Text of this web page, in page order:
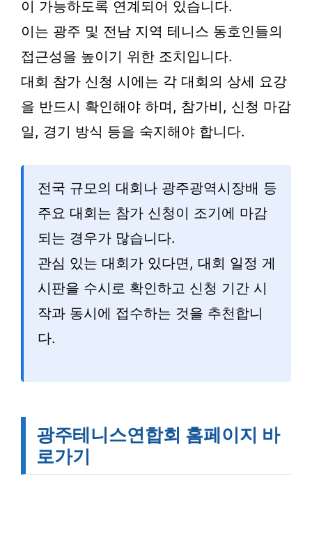
이 가능하도록 연계되어 있습니다.
이는 광주 및 전남 지역 테니스 동호인들의
접근성을 높이기 위한 조치입니다.
대회 참가 신청 시에는 각 대회의 상세 요강
을 반드시 확인해야 하며, 참가비, 신청 마감
일, 경기 방식 등을 숙지해야 합니다.
전국 규모의 대회나 광주광역시장배 등
주요 대회는 참가 신청이 조기에 마감
되는 경우가 많습니다.
관심 있는 대회가 있다면, 대회 일정 게
시판을 수시로 확인하고 신청 기간 시
작과 동시에 접수하는 것을 추천합니
다.
광주테니스연합회 홈페이지 바
로가기